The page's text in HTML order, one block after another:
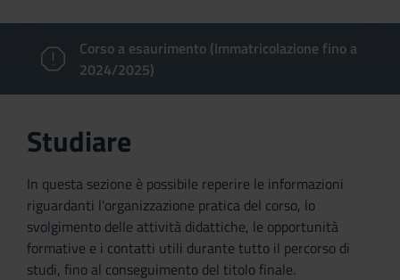
Corso a esaurimento (Immatricolazione fino a
2024/2025)
Studiare
In questa sezione è possibile reperire le informazioni
riguardanti l'organizzazione pratica del corso, lo
svolgimento delle attività didattiche, le opportunità
formative e i contatti utili durante tutto il percorso di
studi, fino al conseguimento del titolo finale.